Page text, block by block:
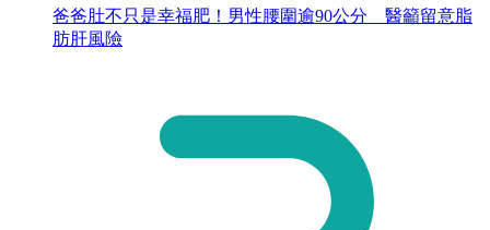
爸爸肚不只是幸福肥！男性腰圍逾90公分 醫籲留意脂
肪肝風險